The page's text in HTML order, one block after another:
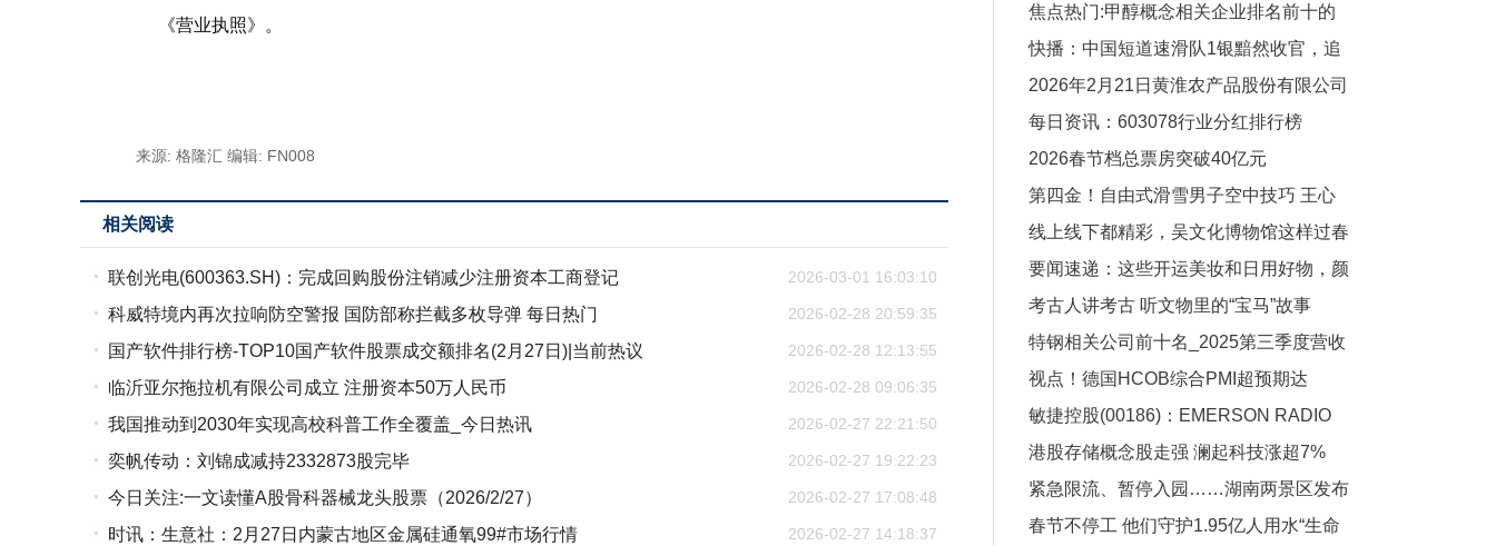
《营业执照》。
来源: 格隆汇 编辑: FN008
相关阅读
2026-03-01 16:03:10
联创光电(600363.SH)：完成回购股份注销减少注册资本工商登记
2026-02-28 20:59:35
科威特境内再次拉响防空警报 国防部称拦截多枚导弹 每日热门
2026-02-28 12:13:55
国产软件排行榜-TOP10国产软件股票成交额排名(2月27日)|当前热议
2026-02-28 09:06:35
临沂亚尔拖拉机有限公司成立 注册资本50万人民币
2026-02-27 22:21:50
我国推动到2030年实现高校科普工作全覆盖_今日热讯
2026-02-27 19:22:23
奕帆传动：刘锦成减持2332873股完毕
2026-02-27 17:08:48
今日关注:一文读懂A股骨科器械龙头股票（2026/2/27）
2026-02-27 14:18:37
时讯：生意社：2月27日内蒙古地区金属硅通氧99#市场行情
上暂缓出行|每日速读
焦点热门:甲醇概念相关企业排名前十的
有哪些（2026年2月20日成交量榜）
快播：中国短道速滑队1银黯然收官，追
赶者前路艰险
2026年2月21日黄淮农产品股份有限公司
价格行情
每日资讯：603078行业分红排行榜
（2026/2/21）
2026春节档总票房突破40亿元
第四金！自由式滑雪男子空中技巧 王心
迪夺冠 新要闻
线上线下都精彩，吴文化博物馆这样过春
节_实时
要闻速递：这些开运美妆和日用好物，颜
值能打还实用，快来抄作业！
考古人讲考古 听文物里的“宝马”故事
特钢相关公司前十名_2025第三季度营收
增幅排行榜
视点！德国HCOB综合PMI超预期达
53.1，制造业与服务业同步扩张
敏捷控股(00186)：EMERSON RADIO
CORP.前三季度净亏损287.7万美元 同比
扩大21.39%
港股存储概念股走强 澜起科技涨超7%
紧急限流、暂停入园……湖南两景区发布
最新提醒
春节不停工 他们守护1.95亿人用水“生命